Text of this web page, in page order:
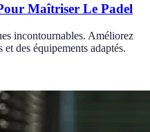
Maîtriser Le Padel
incontournables. Améliorez
des équipements adaptés.